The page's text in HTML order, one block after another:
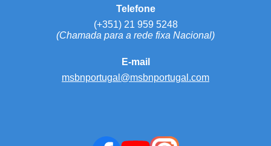
Telefone
(+351) 21 959 5248
(Chamada para a rede fixa Nacional)
E-mail
msbnportugal@msbnportugal.com